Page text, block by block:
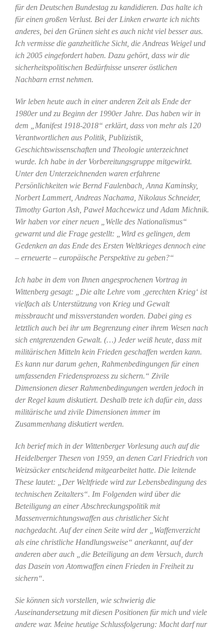
für den Deutschen Bundestag zu kandidieren. Das halte ich
für einen großen Verlust. Bei der Linken erwarte ich nichts
anderes, bei den Grünen sieht es auch nicht viel besser aus.
Ich vermisse die ganzheitliche Sicht, die Andreas Weigel und
ich 2005 eingefordert haben. Dazu gehört, dass wir die
sicherheitspolitischen Bedürfnisse unserer östlichen
Nachbarn ernst nehmen.
Wir leben heute auch in einer anderen Zeit als Ende der
1980er und zu Beginn der 1990er Jahre. Das haben wir in
dem „Manifest 1918-2018“ erklärt, dass von mehr als 120
Verantwortlichen aus Politik, Publizistik,
Geschichtswissenschaften und Theologie unterzeichnet
wurde. Ich habe in der Vorbereitungsgruppe mitgewirkt.
Unter den Unterzeichnenden waren erfahrene
Persönlichkeiten wie Bernd Faulenbach, Anna Kaminsky,
Norbert Lammert, Andreas Nachama, Nikolaus Schneider,
Timothy Garton Ash, Paweł Machcewicz und Adam Michnik.
Wir haben vor einer neuen „Welle des Nationalismus“
gewarnt und die Frage gestellt: „Wird es gelingen, dem
Gedenken an das Ende des Ersten Weltkrieges dennoch eine
– erneuerte – europäische Perspektive zu geben?“
Ich habe in dem von Ihnen angesprochenen Vortrag in
Wittenberg gesagt: „Die alte Lehre vom ‚gerechten Krieg‘ ist
vielfach als Unterstützung von Krieg und Gewalt
missbraucht und missverstanden worden. Dabei ging es
letztlich auch bei ihr um Begrenzung einer ihrem Wesen nach
sich entgrenzenden Gewalt. (…) Jeder weiß heute, dass mit
militärischen Mitteln kein Frieden geschaffen werden kann.
Es kann nur darum gehen, Rahmenbedingungen für einen
umfassenden Friedensprozess zu sichern.“ Zivile
Dimensionen dieser Rahmenbedingungen werden jedoch in
der Regel kaum diskutiert. Deshalb trete ich dafür ein, dass
militärische und zivile Dimensionen immer im
Zusammenhang diskutiert werden.
Ich berief mich in der Wittenberger Vorlesung auch auf die
Heidelberger Thesen von 1959, an denen Carl Friedrich von
Weizsäcker entscheidend mitgearbeitet hatte. Die leitende
These lautet: „Der Weltfriede wird zur Lebensbedingung des
technischen Zeitalters“. Im Folgenden wird über die
Beteiligung an einer Abschreckungspolitik mit
Massenvernichtungswaffen aus christlicher Sicht
nachgedacht. Auf der einen Seite wird der „Waffenverzicht
als eine christliche Handlungsweise“ anerkannt, auf der
anderen aber auch „die Beteiligung an dem Versuch, durch
das Dasein von Atomwaffen einen Frieden in Freiheit zu
sichern“.
Sie können sich vorstellen, wie schwierig die
Auseinandersetzung mit diesen Positionen für mich und viele
andere war. Meine heutige Schlussfolgerung: Macht darf nur